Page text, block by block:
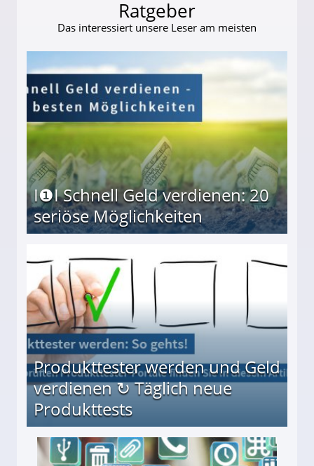
Ratgeber
Das interessiert unsere Leser am meisten
I❶I Schnell Geld verdienen: 20
seriöse Möglichkeiten
Produkttester werden und Geld
verdienen ↻ Täglich neue
Produkttests
↻ Täglich neue Produkttests